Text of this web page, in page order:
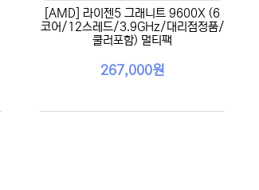
[AMD] 라이젠5 그래니트 9600X (6
코어/12스레드/3.9GHz/대리점정품/
쿨러포함) 멀티팩
267,000원